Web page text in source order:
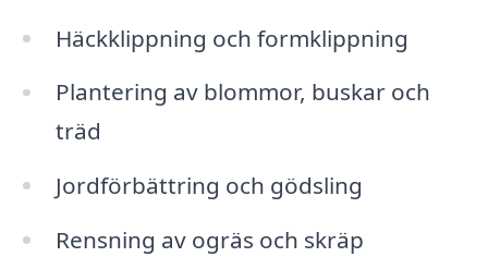
Häckklippning och formklippning
Plantering av blommor, buskar och
träd
Jordförbättring och gödsling
Rensning av ogräs och skräp